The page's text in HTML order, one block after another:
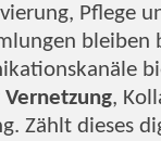
Pflege
bleiben
Vernetzung,
Zählt dieses